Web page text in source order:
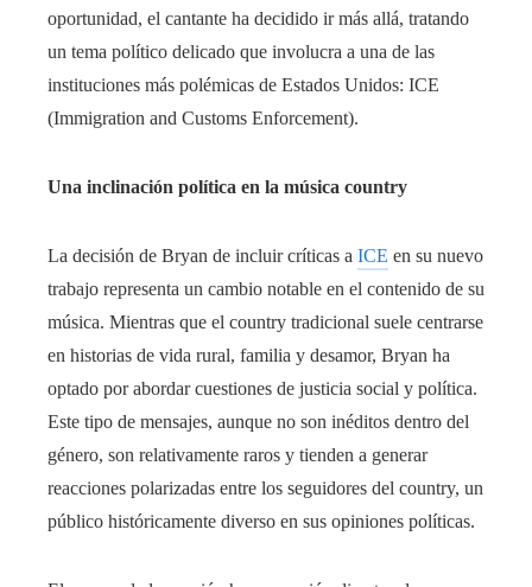
oportunidad, el cantante ha decidido ir más allá, tratando
un tema político delicado que involucra a una de las
instituciones más polémicas de Estados Unidos: ICE
(Immigration and Customs Enforcement).
Una inclinación política en la música country
La decisión de Bryan de incluir críticas a ICE en su nuevo
trabajo representa un cambio notable en el contenido de su
música. Mientras que el country tradicional suele centrarse
en historias de vida rural, familia y desamor, Bryan ha
optado por abordar cuestiones de justicia social y política.
Este tipo de mensajes, aunque no son inéditos dentro del
género, son relativamente raros y tienden a generar
reacciones polarizadas entre los seguidores del country, un
público históricamente diverso en sus opiniones políticas.